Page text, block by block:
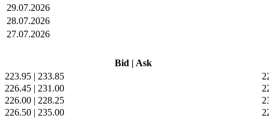
29.07.2026
28.07.2026
27.07.2026
Bid | Ask
223.95 | 233.85
226.45 | 231.00
226.00 | 228.25
226.50 | 235.00